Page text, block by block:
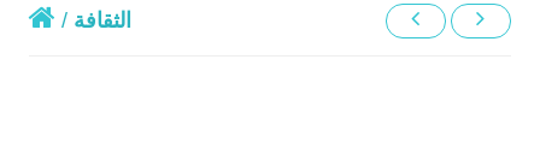
/ الثقافة